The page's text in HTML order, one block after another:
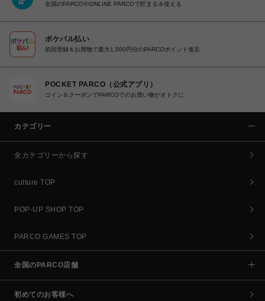
全国のPARCOやONLINE PARCOで貯まる＆使える
ポケパル払い
初回登録＆お買物で最大1,500円分のPARCOポイント進呈
POCKET PARCO（公式アプリ）
コイン＆クーポンでPARCOでのお買い物がオトクに
カテゴリー
全カテゴリーから探す
culture TOP
POP-UP SHOP TOP
PARCO GAMES TOP
全国のPARCO店舗
初めてのお客様へ